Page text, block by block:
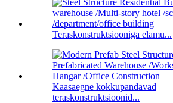
Teraskonstruktsiooniga elamu...
Kaasaegne kokkupandavad
teraskonstruktsioonid...